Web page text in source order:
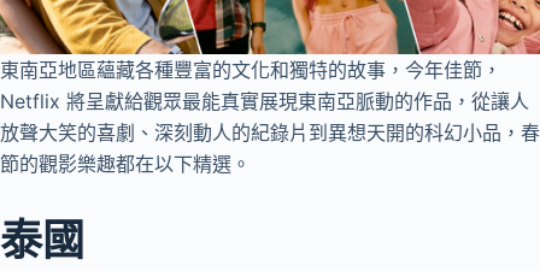
東南亞地區蘊藏各種豐富的文化和獨特的故事，今年佳節，
Netflix 將呈獻給觀眾最能真實展現東南亞脈動的作品，從讓人
放聲大笑的喜劇、深刻動人的紀錄片到異想天開的科幻小品，春
節的觀影樂趣都在以下精選。
泰國